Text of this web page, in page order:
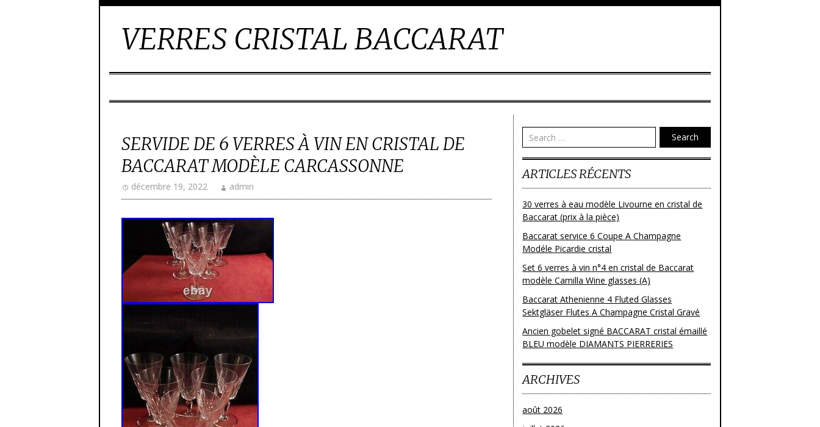
VERRES CRISTAL BACCARAT
SERVIDE DE 6 VERRES À VIN EN CRISTAL DE
BACCARAT MODÈLE CARCASSONNE
décembre 19, 2022 admin
Search
ARTICLES RÉCENTS
30 verres à eau modèle Livourne en cristal de
Baccarat (prix à la pièce)
Baccarat service 6 Coupe A Champagne
Modéle Picardie cristal
Set 6 verres à vin n°4 en cristal de Baccarat
modèle Camilla Wine glasses (A)
Baccarat Athenienne 4 Fluted Glasses
Sektgläser Flutes A Champagne Cristal Gravé
Ancien gobelet signé BACCARAT cristal émaillé
BLEU modèle DIAMANTS PIERRERIES
ARCHIVES
août 2026